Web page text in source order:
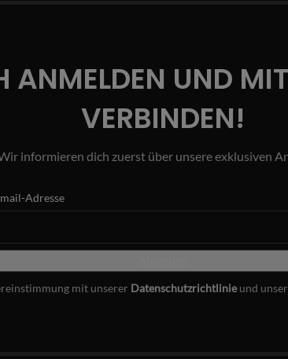
ANMELDEN UND
VERBINDEN!
informieren dich zuerst über unsere exklusiven
Adresse
mit unserer Datenschutzrichtlinie und